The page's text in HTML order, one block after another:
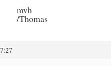
mvh
/Thomas